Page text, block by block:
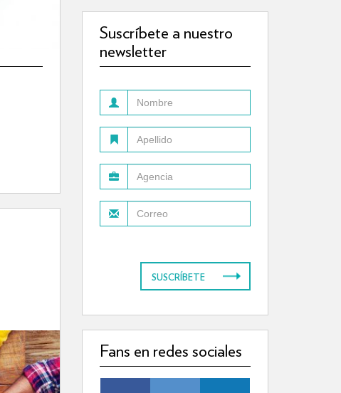
Suscríbete a nuestro
newsletter
SUSCRÍBETE
Fans en redes sociales